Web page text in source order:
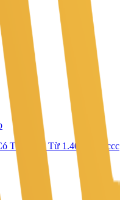
Thể Chia Từ 1.400m² | Pccc